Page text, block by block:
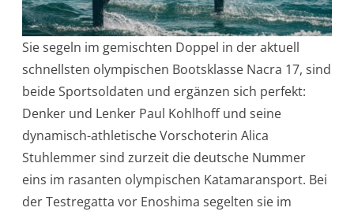
Sie segeln im gemischten Doppel in der aktuell
schnellsten olympischen Bootsklasse Nacra 17, sind
beide Sportsoldaten und ergänzen sich perfekt:
Denker und Lenker Paul Kohlhoff und seine
dynamisch-athletische Vorschoterin Alica
Stuhlemmer sind zurzeit die deutsche Nummer
eins im rasanten olympischen Katamaransport. Bei
der Testregatta vor Enoshima segelten sie im